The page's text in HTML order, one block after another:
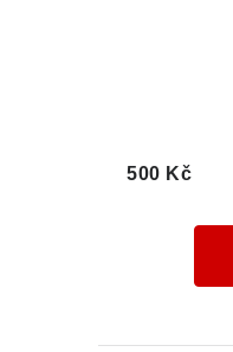
500 Kč